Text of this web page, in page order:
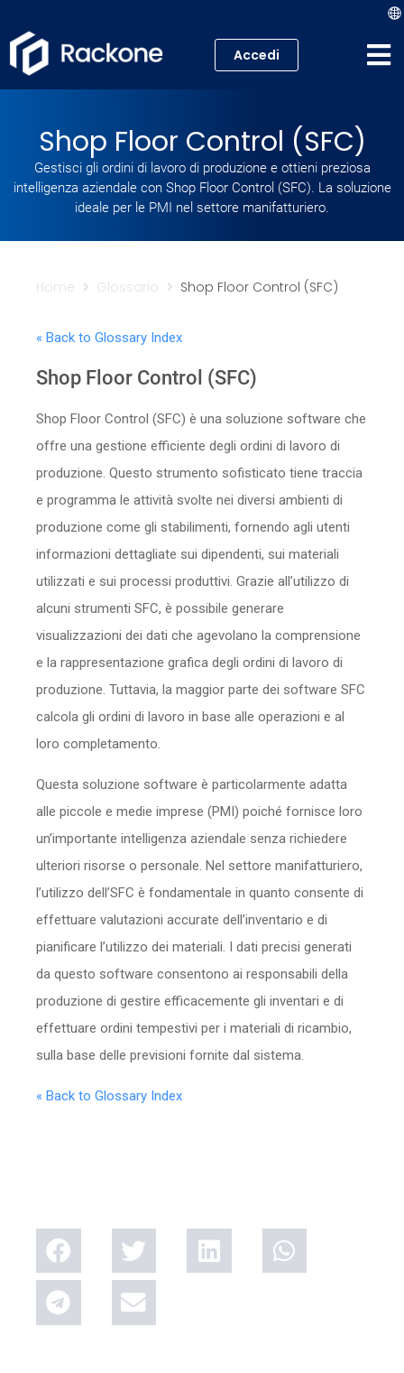
VPS
Cloud
Proxmox VE
Mail
Academy
Sicurezza
Servizi
Accedi
Shop Floor Control (SFC)
Gestisci gli ordini di lavoro di produzione e ottieni preziosa
intelligenza aziendale con Shop Floor Control (SFC). La soluzione
ideale per le PMI nel settore manifatturiero.
Home Glossario Shop Floor Control (SFC)
« Back to Glossary Index
Shop Floor Control (SFC)
Shop Floor Control (SFC) è una soluzione software che
offre una gestione efficiente degli ordini di lavoro di
produzione. Questo strumento sofisticato tiene traccia
e programma le attività svolte nei diversi ambienti di
produzione come gli stabilimenti, fornendo agli utenti
informazioni dettagliate sui dipendenti, sui materiali
utilizzati e sui processi produttivi. Grazie all’utilizzo di
alcuni strumenti SFC, è possibile generare
visualizzazioni dei dati che agevolano la comprensione
e la rappresentazione grafica degli ordini di lavoro di
produzione. Tuttavia, la maggior parte dei software SFC
calcola gli ordini di lavoro in base alle operazioni e al
loro completamento.
Questa soluzione software è particolarmente adatta
alle piccole e medie imprese (PMI) poiché fornisce loro
un’importante intelligenza aziendale senza richiedere
ulteriori risorse o personale. Nel settore manifatturiero,
l’utilizzo dell’SFC è fondamentale in quanto consente di
effettuare valutazioni accurate dell’inventario e di
pianificare l’utilizzo dei materiali. I dati precisi generati
da questo software consentono ai responsabili della
produzione di gestire efficacemente gli inventari e di
effettuare ordini tempestivi per i materiali di ricambio,
sulla base delle previsioni fornite dal sistema.
« Back to Glossary Index